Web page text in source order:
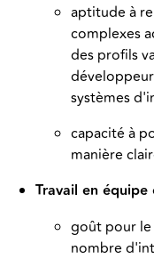
aptitude à
complexes
des profils
systèmes
capacité à
manière
Travail en
goût pour le
nombre